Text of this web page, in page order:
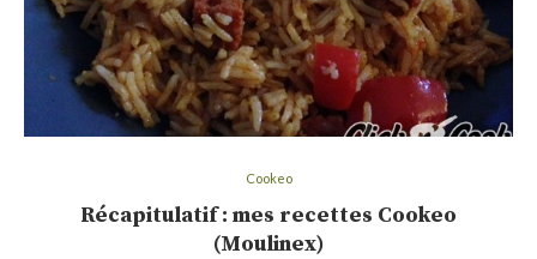
Cookeo
Récapitulatif : mes recettes Cookeo
(Moulinex)